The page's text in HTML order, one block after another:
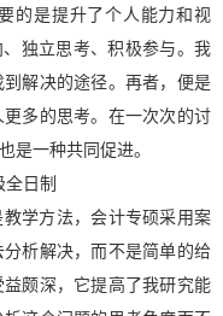
的是提升了个人能力和视
独立思考、积极参与。我
解决的途径。再者，便是
多的思考。在一次次的讨
是一种共同促进。
全日制
学方法，会计专硕采用案
析解决，而不是简单的给
颇深，它提高了我研究能